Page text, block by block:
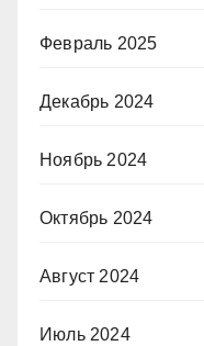
Февраль 2025
Декабрь 2024
Ноябрь 2024
Октябрь 2024
Август 2024
Июль 2024